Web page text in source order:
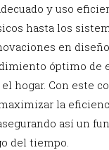
y uso
hasta los
en
óptimo de
hogar. Con este
la
así un
del tiempo.